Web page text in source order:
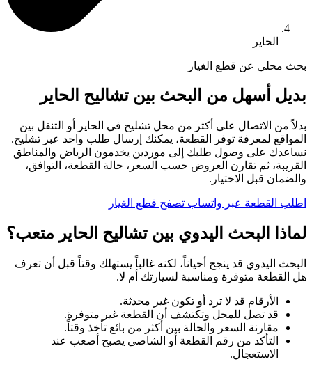
الحاير
بحث محلي عن قطع الغيار
بديل أسهل من البحث بين تشاليح الحاير
بدلاً من الاتصال على أكثر من محل تشليح في الحاير أو التنقل بين
المواقع لمعرفة توفر القطعة، يمكنك إرسال طلب واحد عبر تشليح.
نساعدك على وصول طلبك إلى موردين يخدمون الرياض والمناطق
القريبة، ثم تقارن العروض حسب السعر، حالة القطعة، التوافق،
والضمان قبل الاختيار.
اطلب القطعة عبر واتساب تصفح قطع الغيار
لماذا البحث اليدوي بين تشاليح الحاير متعب؟
البحث اليدوي قد ينجح أحياناً، لكنه غالباً يستهلك وقتاً قبل أن تعرف
هل القطعة متوفرة ومناسبة لسيارتك أم لا.
الأرقام قد لا ترد أو تكون غير محدثة.
قد تصل للمحل وتكتشف أن القطعة غير متوفرة.
مقارنة السعر والحالة بين أكثر من بائع تأخذ وقتاً.
التأكد من رقم القطعة أو الشاصي يصبح أصعب عند
الاستعجال.